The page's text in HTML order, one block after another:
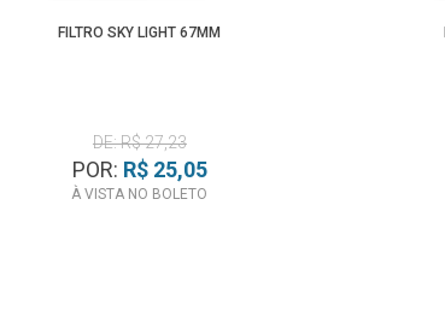
FILTRO SKY LIGHT 67MM
DE: R$ 27,23
POR: R$ 25,05
À VISTA NO BOLETO